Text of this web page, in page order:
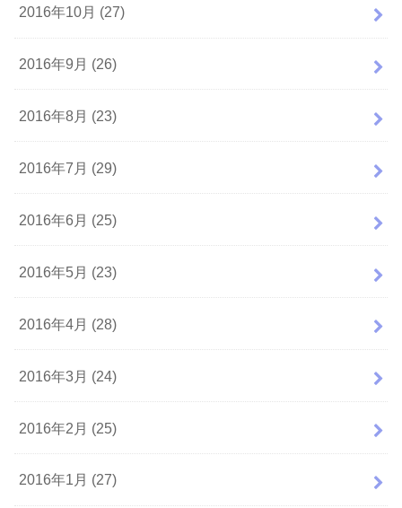
2016年10月 (27)
2016年9月 (26)
2016年8月 (23)
2016年7月 (29)
2016年6月 (25)
2016年5月 (23)
2016年4月 (28)
2016年3月 (24)
2016年2月 (25)
2016年1月 (27)